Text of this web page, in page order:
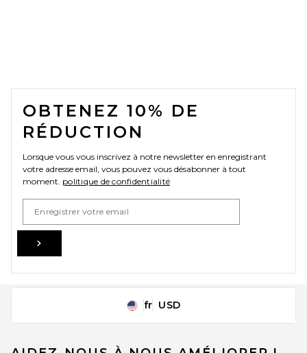
FOOTER
OBTENEZ 10% DE
RÉDUCTION
Lorsque vous vous inscrivez à notre newsletter en enregistrant
votre adresse email, vous pouvez vous désabonner à tout
moment. politique de confidentialité
Change Country Regions
fr USD